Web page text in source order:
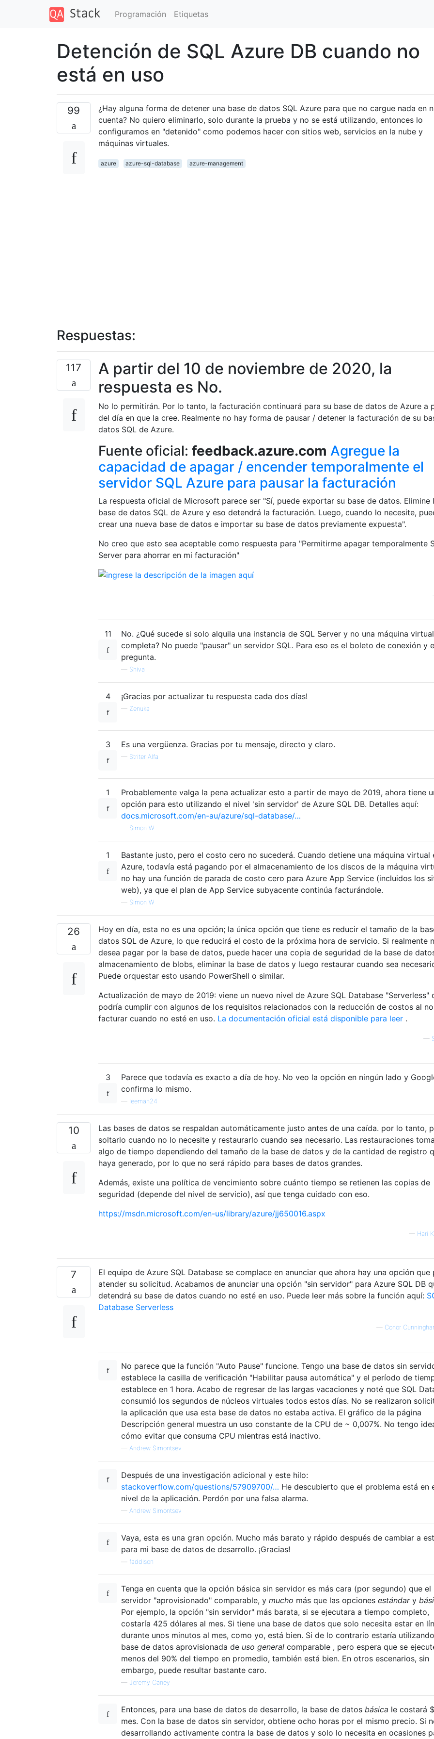
Programación Etiquetas
Detención de SQL Azure DB cuando no
está en uso
99
¿Hay alguna forma de detener una base de datos SQL Azure para que no cargue nada en
cuenta? No quiero eliminarlo, solo durante la prueba y no se está utilizando, entonces lo
configuramos en "detenido" como podemos hacer con sitios web, servicios en la nube y
máquinas virtuales.
azure azure-sql-database azure-management
Respuestas:
117
A partir del 10 de noviembre de 2020, la
respuesta es No.
No lo permitirán. Por lo tanto, la facturación continuará para su base de datos de Azure a
del día en que la cree. Realmente no hay forma de pausar / detener la facturación de su
datos SQL de Azure.
Fuente oficial: feedback.azure.com Agregue la
capacidad de apagar / encender temporalmente el
servidor SQL Azure para pausar la facturación
La respuesta oficial de Microsoft parece ser "Sí, puede exportar su base de datos. Elimine
base de datos SQL de Azure y eso detendrá la facturación. Luego, cuando lo necesite,
crear una nueva base de datos e importar su base de datos previamente expuesta".
No creo que esto sea aceptable como respuesta para "Permitirme apagar temporalmente
Server para ahorrar en mi facturación"
11
No. ¿Qué sucede si solo alquila una instancia de SQL Server y no una máquina virtual
completa? No puede "pausar" un servidor SQL. Para eso es el boleto de conexión y
pregunta.
— Shiva
4 ¡Gracias por actualizar tu respuesta cada dos días!
— Zenuka
3 Es una vergüenza. Gracias por tu mensaje, directo y claro.
— Striter Alfa
1
Probablemente valga la pena actualizar esto a partir de mayo de 2019, ahora tiene
opción para esto utilizando el nivel 'sin servidor' de Azure SQL DB. Detalles aquí:
docs.microsoft.com/en-au/azure/sql-database/…
— Simon W
1
Bastante justo, pero el costo cero no sucederá. Cuando detiene una máquina virtual
Azure, todavía está pagando por el almacenamiento de los discos de la máquina
no hay una función de parada de costo cero para Azure App Service (incluidos los
web), ya que el plan de App Service subyacente continúa facturándole.
— Simon W
26
Hoy en día, esta no es una opción; la única opción que tiene es reducir el tamaño de la
datos SQL de Azure, lo que reducirá el costo de la próxima hora de servicio. Si realmente
desea pagar por la base de datos, puede hacer una copia de seguridad de la base de
almacenamiento de blobs, eliminar la base de datos y luego restaurar cuando sea
Puede orquestar esto usando PowerShell o similar.
Actualización de mayo de 2019: viene un nuevo nivel de Azure SQL Database "Serverless"
podría cumplir con algunos de los requisitos relacionados con la reducción de costos al no
facturar cuando no esté en uso. La documentación oficial está disponible para leer .
—
3
Parece que todavía es exacto a día de hoy. No veo la opción en ningún lado y
confirma lo mismo.
leeman24
10
Las bases de datos se respaldan automáticamente justo antes de una caída. por lo tanto,
soltarlo cuando no lo necesite y restaurarlo cuando sea necesario. Las restauraciones
algo de tiempo dependiendo del tamaño de la base de datos y de la cantidad de registro
haya generado, por lo que no será rápido para bases de datos grandes.
Además, existe una política de vencimiento sobre cuánto tiempo se retienen las copias de
seguridad (depende del nivel de servicio), así que tenga cuidado con eso.
https://msdn.microsoft.com/en-us/library/azure/jj650016.aspx
— Hari
7
El equipo de Azure SQL Database se complace en anunciar que ahora hay una opción que
atender su solicitud. Acabamos de anunciar una opción "sin servidor" para Azure SQL DB
detendrá su base de datos cuando no esté en uso. Puede leer más sobre la función aquí:
Database Serverless
— Conor
No parece que la función "Auto Pause" funcione. Tengo una base de datos sin
establece la casilla de verificación "Habilitar pausa automática" y el período de
establece en 1 hora. Acabo de regresar de las largas vacaciones y noté que SQL
consumió los segundos de núcleos virtuales todos estos días. No se realizaron
la aplicación que usa esta base de datos no estaba activa. El gráfico de la página
Descripción general muestra un uso constante de la CPU de ~ 0,007%. No tengo
cómo evitar que consuma CPU mientras está inactivo.
— Andrew Simontsev
Después de una investigación adicional y este hilo:
stackoverflow.com/questions/57909700/… He descubierto que el problema está en
nivel de la aplicación. Perdón por una falsa alarma.
— Andrew Simontsev
Vaya, esta es una gran opción. Mucho más barato y rápido después de cambiar a
para mi base de datos de desarrollo. ¡Gracias!
faddison
Tenga en cuenta que la opción básica sin servidor es más cara (por segundo) que el
servidor "aprovisionado" comparable, y mucho más que las opciones estándary
Por ejemplo, la opción "sin servidor" más barata, si se ejecutara a tiempo completo,
costaría 425 dólares al mes. Si tiene una base de datos que solo necesita estar en
durante unos minutos al mes, como yo, está bien. Si de lo contrario estaría
base de datos aprovisionada de uso general comparable , pero espera que se
menos del 90% del tiempo en promedio, también está bien. En otros escenarios, sin
embargo, puede resultar bastante caro.
— Jeremy Caney
Entonces, para una base de datos de desarrollo, la base de datos básica le costará
mes. Con la base de datos sin servidor, obtiene ocho horas por el mismo precio. Si
desarrollando activamente contra la base de datos y solo lo necesita en ocasiones